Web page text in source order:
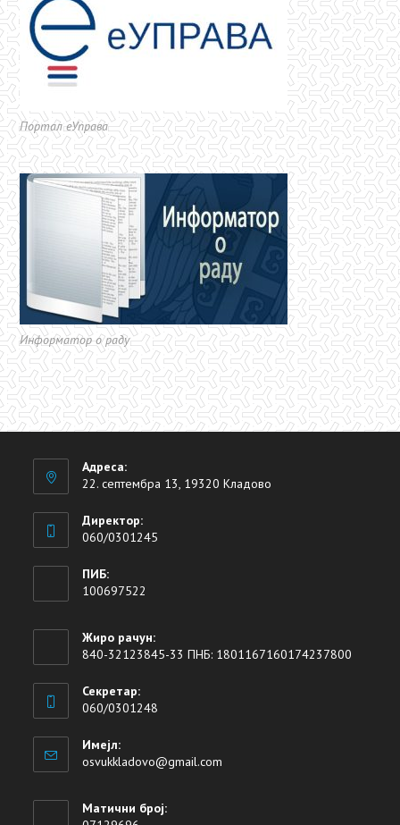
Портал еУправа
Информатор о раду
Адреса:
22. септембра 13, 19320 Кладово
Директор:
060/0301245
ПИБ:
100697522
Жиро рачун:
840-32123845-33 ПНБ: 1801167160174237800
Секретар:
060/0301248
Имејл:
osvukkladovo@gmail.com
Матични број: